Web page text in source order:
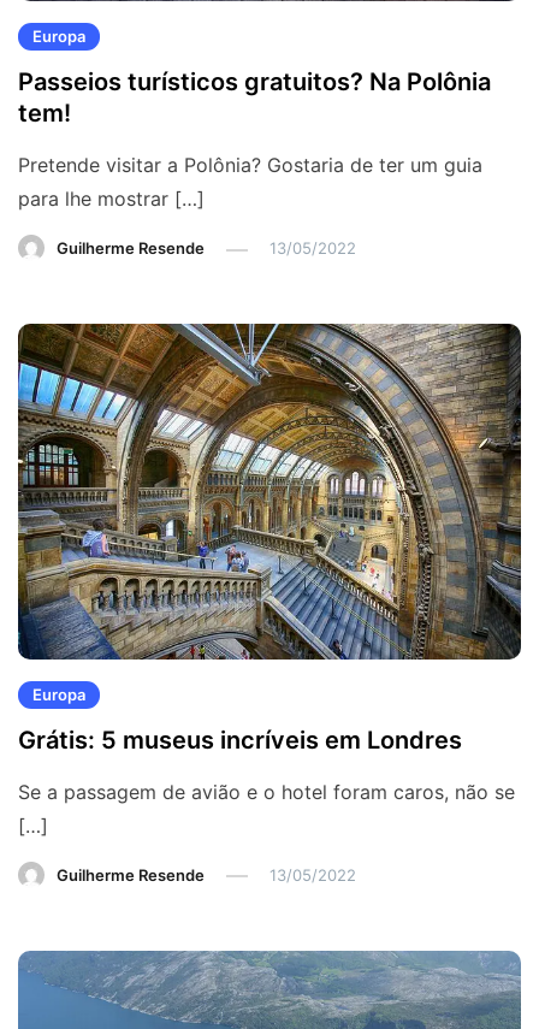
Europa
Passeios turísticos gratuitos? Na Polônia
tem!
Pretende visitar a Polônia? Gostaria de ter um guia
para lhe mostrar […]
Guilherme Resende 13/05/2022
Europa
Grátis: 5 museus incríveis em Londres
Se a passagem de avião e o hotel foram caros, não se
[…]
Guilherme Resende 13/05/2022